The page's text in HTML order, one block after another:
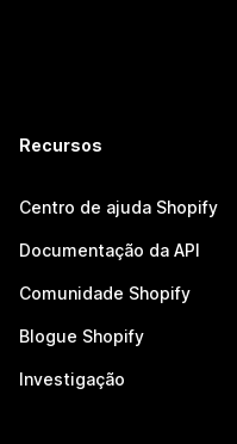
Recursos
Centro de ajuda Shopify
Documentação da API
Comunidade Shopify
Blogue Shopify
Investigação